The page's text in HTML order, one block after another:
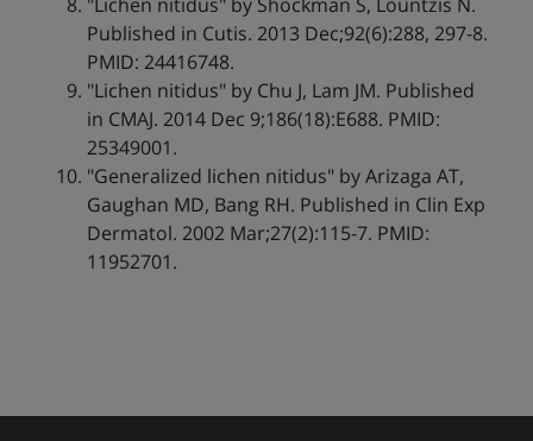
"Lichen nitidus" by Shockman S, Lountzis N.
Published in Cutis. 2013 Dec;92(6):288, 297-8.
PMID: 24416748.
"Lichen nitidus" by Chu J, Lam JM. Published
in CMAJ. 2014 Dec 9;186(18):E688. PMID:
25349001.
"Generalized lichen nitidus" by Arizaga AT,
Gaughan MD, Bang RH. Published in Clin Exp
Dermatol. 2002 Mar;27(2):115-7. PMID:
11952701.